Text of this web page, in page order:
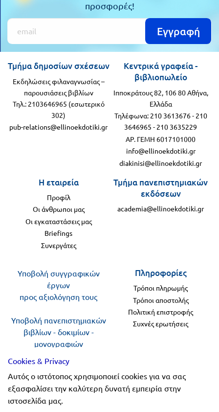
προσφορές!
Εγγραφή
Κεντρικά γραφεία -
βιβλιοπωλείο
Ιπποκράτους 82, 106 80 Αθήνα,
Ελλάδα
Τηλέφωνα: 210 3613676- 210
3646965 - 210 3635229
ΑΡ. ΓΕΜΗ 6017101000
info@ellinoekdotiki.gr
diakinisi@ellinoekdotiki.gr
Η εταιρεία
Προφίλ
Οι άνθρωποι μας
Οι εγκαταστάσεις μας
Briefings
Συνεργάτες
Τμήμα δημοσίων σχέσεων
Εκδηλώσεις φιλαναγνωσίας –
παρουσιάσεις βιβλίων
Τηλ.: 2103646965 (εσωτερικό
302)
pub-relations@ellinoekdotiki.gr
Τμήμα πανεπιστημιακών
εκδόσεων
academia@ellinoekdotiki.gr
Πληροφορίες
Τρόποι πληρωμής
Τρόποι αποστολής
Πολιτική επιστροφής
Συχνές ερωτήσεις
Υποβολή συγγραφικών
έργων
προς αξιολόγηση τους
Υποβολή πανεπιστημιακών
βιβλίων - δοκιμίων -
μονογραφιών
Ακολουθήστε μας
Cookies & Privacy
Αυτός ο ιστότοπος χρησιμοποιεί cookies για να σας
εξασφαλίσει την καλύτερη δυνατή εμπειρία στην
ιστοσελίδα μας.